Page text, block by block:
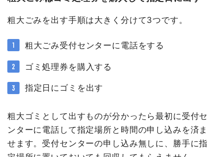
粗大ごみを出す手順は大きく分けて3つです。
粗大ごみ受付センターに電話をする
ゴミ処理券を購入する
指定日にゴミを出す
粗大ゴミとして出すものが分かったら最初に受付セ
ンターに電話して指定場所と時間の申し込みを済ま
せます。受付センターの申し込み無しに、勝手に指